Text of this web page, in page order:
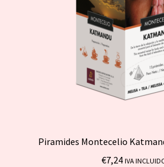
Piramides Montecelio
€7,24 IVA